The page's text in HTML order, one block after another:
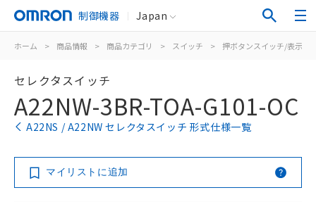
制御機器 Japan
ホーム > 商品情報 > 商品カテゴリ > スイッチ > 押ボタンスイッチ/表示灯
セレクタスイッチ
A22NW-3BR-TOA-G101-OC
A22NS / A22NW セレクタスイッチ 形式仕様一覧
マイリストに追加